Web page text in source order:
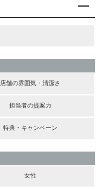
店舗の雰囲気・清潔さ
担当者の提案力
特典・キャンペーン
女性